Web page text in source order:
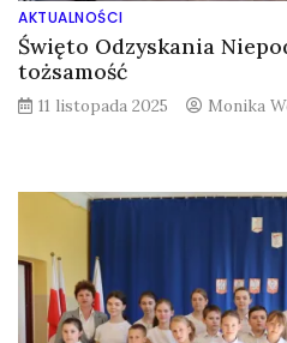
AKTUALNOŚCI
Święto Odzyskania
tożsamość
11 listopada 2025 Monika